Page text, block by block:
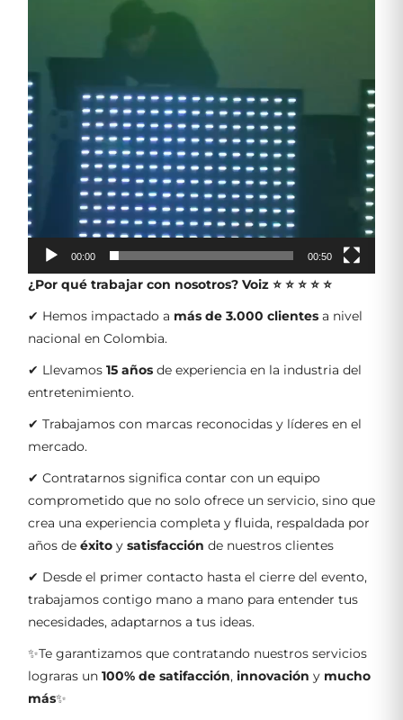
00:00 00:50
¿Por qué trabajar con nosotros? Voiz ⭐ ⭐ ⭐ ⭐ ⭐
✔ Hemos impactado a más de 3.000 clientes a nivel
nacional en Colombia.
✔ Llevamos 15 años de experiencia en la industria del
entretenimiento.
✔ Trabajamos con marcas reconocidas y líderes en el
mercado.
✔ Contratarnos significa contar con un equipo
comprometido que no solo ofrece un servicio, sino que
crea una experiencia completa y fluida, respaldada por
años de éxito y satisfacción de nuestros clientes
✔ Desde el primer contacto hasta el cierre del evento,
trabajamos contigo mano a mano para entender tus
necesidades, adaptarnos a tus ideas.
✨Te garantizamos que contratando nuestros servicios
lograras un 100% de satifacción, innovación y mucho
más✨